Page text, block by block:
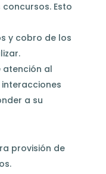
concursos. Esto
y cobro de los
atención al
a su
provisión de